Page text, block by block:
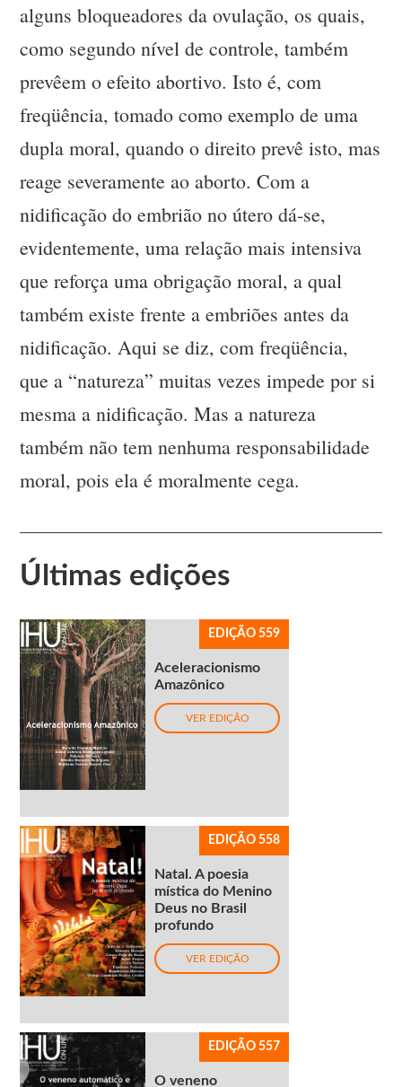
alguns bloqueadores da ovulação, os quais,
como segundo nível de controle, também
prevêem o efeito abortivo. Isto é, com
freqüência, tomado como exemplo de uma
dupla moral, quando o direito prevê isto, mas
reage severamente ao aborto. Com a
nidificação do embrião no útero dá-se,
evidentemente, uma relação mais intensiva
que reforça uma obrigação moral, a qual
também existe frente a embriões antes da
nidificação. Aqui se diz, com freqüência,
que a “natureza” muitas vezes impede por si
mesma a nidificação. Mas a natureza
também não tem nenhuma responsabilidade
moral, pois ela é moralmente cega.
Últimas edições
EDIÇÃO 559
Aceleracionismo
Amazônico
VER EDIÇÃO
EDIÇÃO 558
Natal. A poesia
mística do Menino
Deus no Brasil
profundo
VER EDIÇÃO
EDIÇÃO 557
O veneno